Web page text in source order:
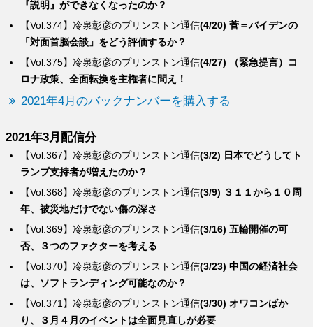
【Vol.375】冷泉彰彦のプリンストン通信(4/27) （緊急提言）コ
ロナ政策、全面転換を主権者に問え！
【Vol.374】冷泉彰彦のプリンストン通信(4/20) 菅＝バイデンの
「対面首脳会談」をどう評価するか？
『説明』ができなくなったのか？
2021年4月のバックナンバーを購入する
2021年3月配信分
【Vol.371】冷泉彰彦のプリンストン通信(3/30) オワコンばか
り、３月４月のイベントは全面見直しが必要
【Vol.370】冷泉彰彦のプリンストン通信(3/23) 中国の経済社会
は、ソフトランディング可能なのか？
【Vol.369】冷泉彰彦のプリンストン通信(3/16) 五輪開催の可
否、３つのファクターを考える
【Vol.368】冷泉彰彦のプリンストン通信(3/9) ３１１から１０周
年、被災地だけでない傷の深さ
【Vol.367】冷泉彰彦のプリンストン通信(3/2) 日本でどうしてト
ランプ支持者が増えたのか？